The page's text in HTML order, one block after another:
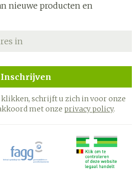
nieuwe producten en
Inschrijven
schrijft u zich in voor onze
met onze privacy policy.